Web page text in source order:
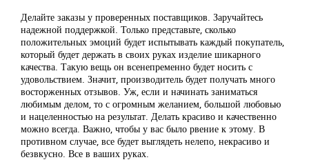
Делайте заказы у проверенных поставщиков. Заручайтесь
надежной поддержкой. Только представьте, сколько
положительных эмоций будет испытывать каждый покупатель,
который будет держать в своих руках изделие шикарного
качества. Такую вещь он всенепременно будет носить с
удовольствием. Значит, производитель будет получать много
восторженных отзывов. Уж, если и начинать заниматься
любимым делом, то с огромным желанием, большой любовью
и нацеленностью на результат. Делать красиво и качественно
можно всегда. Важно, чтобы у вас было рвение к этому. В
противном случае, все будет выглядеть нелепо, некрасиво и
безвкусно. Все в ваших руках.